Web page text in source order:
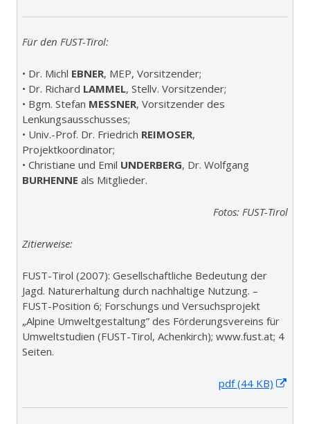
Für den FUST-Tirol:
• Dr. Michl EBNER, MEP, Vorsitzender;
• Dr. Richard LAMMEL, Stellv. Vorsitzender;
• Bgm. Stefan MESSNER, Vorsitzender des
Lenkungsausschusses;
• Univ.-Prof. Dr. Friedrich REIMOSER,
Projektkoordinator;
• Christiane und Emil UNDERBERG, Dr. Wolfgang
BURHENNE als Mitglieder.
Fotos: FUST-Tirol
Zitierweise:
FUST-Tirol (2007): Gesellschaftliche Bedeutung der
Jagd. Naturerhaltung durch nachhaltige Nutzung. –
FUST-Position 6; Forschungs und Versuchsprojekt
„Alpine Umweltgestaltung” des Förderungsvereins für
Umweltstudien (FUST-Tirol, Achenkirch); www.fust.at; 4
Seiten.
pdf (44 KB)
n